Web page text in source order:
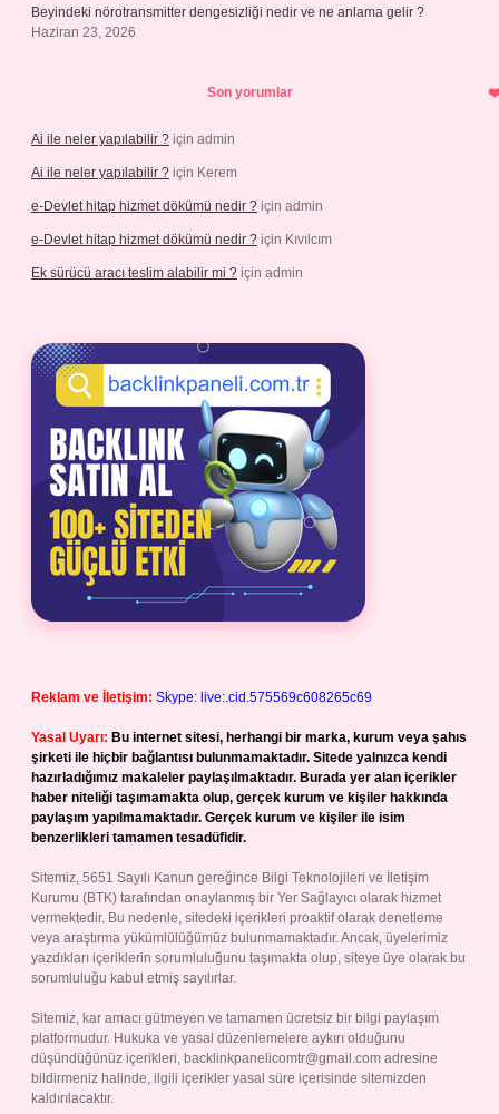
Beyindeki nörotransmitter dengesizliği nedir ve ne anlama gelir ?
Haziran 23, 2026
Son yorumlar
Ai ile neler yapılabilir ? için admin
Ai ile neler yapılabilir ? için Kerem
e-Devlet hitap hizmet dökümü nedir ? için admin
e-Devlet hitap hizmet dökümü nedir ? için Kıvılcım
Ek sürücü aracı teslim alabilir mi ? için admin
Reklam ve İletişim: Skype: live:.cid.575569c608265c69
Yasal Uyarı: Bu internet sitesi, herhangi bir marka, kurum veya şahıs
şirketi ile hiçbir bağlantısı bulunmamaktadır. Sitede yalnızca kendi
hazırladığımız makaleler paylaşılmaktadır. Burada yer alan içerikler
haber niteliği taşımamakta olup, gerçek kurum ve kişiler hakkında
paylaşım yapılmamaktadır. Gerçek kurum ve kişiler ile isim
benzerlikleri tamamen tesadüfidir.
Sitemiz, 5651 Sayılı Kanun gereğince Bilgi Teknolojileri ve İletişim
Kurumu (BTK) tarafından onaylanmış bir Yer Sağlayıcı olarak hizmet
vermektedir. Bu nedenle, sitedeki içerikleri proaktif olarak denetleme
veya araştırma yükümlülüğümüz bulunmamaktadır. Ancak, üyelerimiz
yazdıkları içeriklerin sorumluluğunu taşımakta olup, siteye üye olarak bu
sorumluluğu kabul etmiş sayılırlar.
Sitemiz, kar amacı gütmeyen ve tamamen ücretsiz bir bilgi paylaşım
platformudur. Hukuka ve yasal düzenlemelere aykırı olduğunu
düşündüğünüz içerikleri, backlinkpanelicomtr@gmail.com adresine
bildirmeniz halinde, ilgili içerikler yasal süre içerisinde sitemizden
kaldırılacaktır.